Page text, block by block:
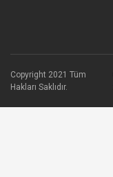
Copyright 2021 Tüm
Hakları Saklıdır.